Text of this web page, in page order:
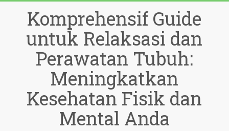
Komprehensif Guide
untuk Relaksasi dan
Perawatan Tubuh:
Meningkatkan
Kesehatan Fisik dan
Mental Anda